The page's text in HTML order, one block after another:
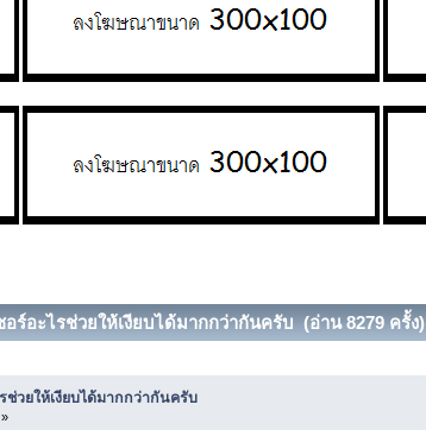
ร์อะไรช่วยให้เงียบได้มากกว่ากันครับ (อ่าน 8279 ครั้ง)
ช่วยให้เงียบได้มากกว่ากันครับ